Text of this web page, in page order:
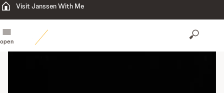
Visit Janssen With Me
open